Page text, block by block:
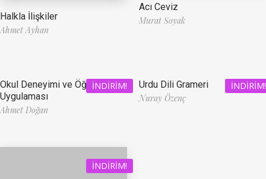
Halkla İlişkiler
Ahmet Ayhan
Acı Ceviz
Murat Soyak
İNDIRIM!
Okul Deneyimi ve Öğretmenlik
Uygulaması
Ahmet Doğan
İNDIRIM!
Urdu Dili Grameri
Nuray Özenç
İNDIRIM!